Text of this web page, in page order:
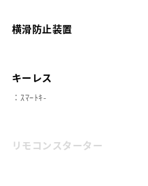
横滑防止装置
キーレス
：ｽﾏｰﾄｷ-
リモコンスターター